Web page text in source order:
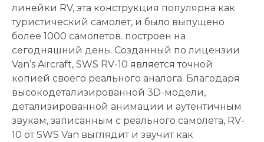
линейки RV, эта конструкция популярна как
туристический самолет, и было выпущено
более 1000 самолетов. построен на
сегодняшний день. Созданный по лицензии
Van’s Aircraft, SWS RV-10 является точной
копией своего реального аналога. Благодаря
высокодетализированной 3D-модели,
детализированной анимации и аутентичным
звукам, записанным с реального самолета, RV-
10 от SWS Van выглядит и звучит как